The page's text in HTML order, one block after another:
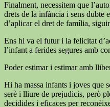
Finalment, necessitem que
drets de la infància i sens dubte
d’aplicar el dret de família,
Ens hi va el futur i la felicitat
l’infant a ferides segures amb
Poder estimar i estimar amb
Hi ha massa infants i joves que
serè i lliure de prejudicis, però
decidides i eficaces per